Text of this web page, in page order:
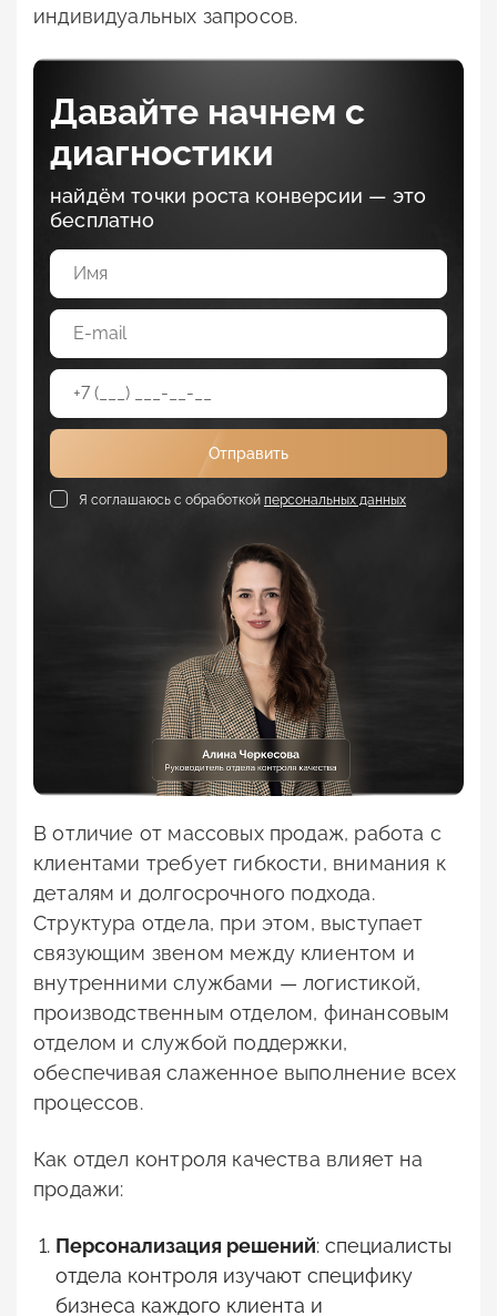
индивидуальных запросов.
Давайте начнем с
диагностики
найдём точки роста конверсии — это
бесплатно
Отправить
Я соглашаюсь с обработкой персональных данных
В отличие от массовых продаж, работа с
клиентами требует гибкости, внимания к
деталям и долгосрочного подхода.
Структура отдела, при этом, выступает
связующим звеном между клиентом и
внутренними службами — логистикой,
производственным отделом, финансовым
отделом и службой поддержки,
обеспечивая слаженное выполнение всех
процессов.
Как отдел контроля качества влияет на
продажи:
Персонализация решений: специалисты
отдела контроля изучают специфику
бизнеса каждого клиента и